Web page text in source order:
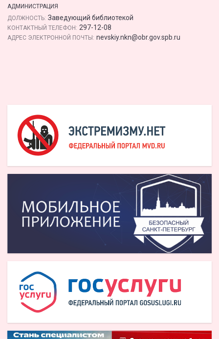
АДМИНИСТРАЦИЯ
ДОЛЖНОСТЬ: Заведующий библиотекой
КОНТАКТНЫЙ ТЕЛЕФОН: 297-12-08
АДРЕС ЭЛЕКТРОННОЙ ПОЧТЫ: nevskiy.nkn@obr.gov.spb.ru